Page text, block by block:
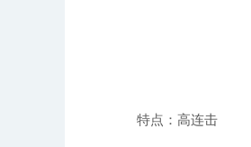
特点：高连击